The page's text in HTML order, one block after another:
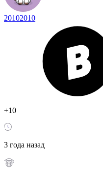
20102010
+10
3 года назад